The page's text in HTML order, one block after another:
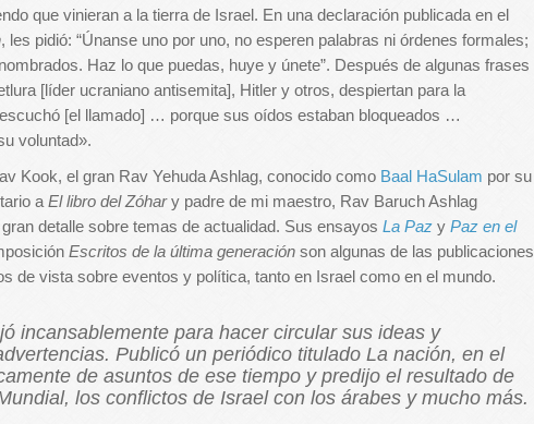
que vinieran a la tierra de Israel. En una declaración publicada en el
, les pidió: “Únanse uno por uno, no esperen palabras ni órdenes formales;
Haz lo que puedas, huye y únete”. Después de algunas frases
[líder ucraniano antisemita], Hitler y otros, despiertan para la
[el llamado] … porque sus oídos estaban bloqueados …
voluntad».
Kook, el gran Rav Yehuda Ashlag, conocido como Baal HaSulam por su
a El libro del Zóhary padre de mi maestro, Rav Baruch Ashlag
detalle sobre temas de actualidad. Sus ensayos La Paz y Paz en el
Escritos de la última generación son algunas de las publicaciones
de vista sobre eventos y política, tanto en Israel como en el mundo.
incansablemente para hacer circular sus ideas y
Publicó un periódico titulado La nación, en el
de asuntos de ese tiempo y predijo el resultado de
los conflictos de Israel con los árabes y mucho más.